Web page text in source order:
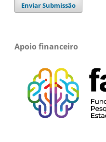
Enviar Submissão
Apoio financeiro